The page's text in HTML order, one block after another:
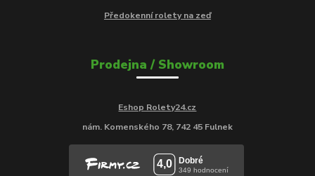
Předokenní rolety na zeď
Prodejna / Showroom
Eshop Rolety24.cz
nám. Komenského 78, 742 45 Fulnek